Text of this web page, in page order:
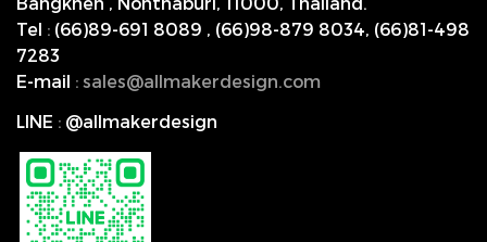
Tel : (66)89-691 8089 , (66)98-879 8034, (66)81-498
7283
E-mail : sales@allmakerdesign.com
LINE : @allmakerdesign